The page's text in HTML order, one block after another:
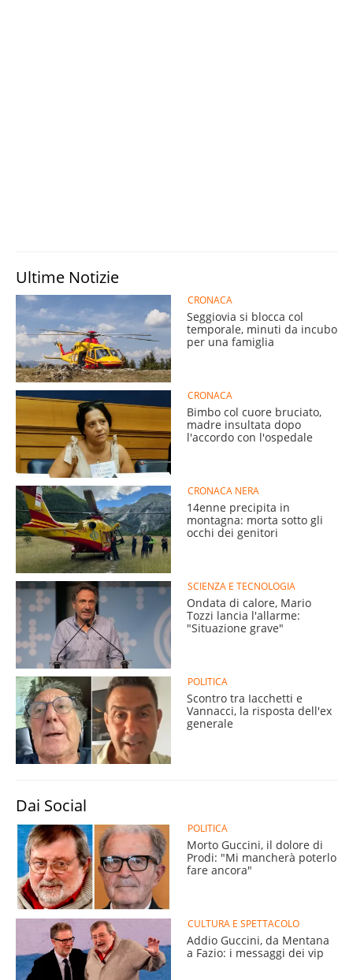
Ultime Notizie
CRONACA
Seggiovia si blocca col
temporale, minuti da incubo
per una famiglia
CRONACA
Bimbo col cuore bruciato,
madre insultata dopo
l'accordo con l'ospedale
CRONACA NERA
14enne precipita in
montagna: morta sotto gli
occhi dei genitori
SCIENZA E TECNOLOGIA
Ondata di calore, Mario
Tozzi lancia l'allarme:
"Situazione grave"
POLITICA
Scontro tra Iacchetti e
Vannacci, la risposta dell'ex
generale
Dai Social
POLITICA
Morto Guccini, il dolore di
Prodi: "Mi mancherà poterlo
fare ancora"
CULTURA E SPETTACOLO
Addio Guccini, da Mentana
a Fazio: i messaggi dei vip